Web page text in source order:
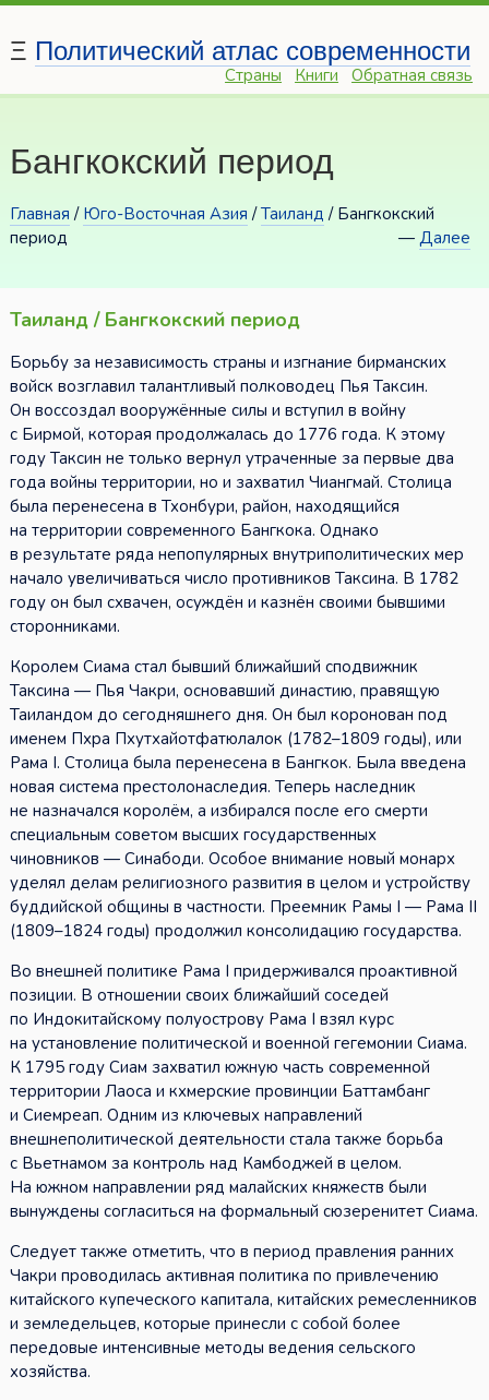
Ξ Политический атлас современности
Страны Книги Обратная связь
Бангкокский период
Главная / Юго-Восточная Азия /Таиланд / Бангкокский
период
—Далее
Таиланд / Бангкокский период
Борьбу за независимость страны и изгнание бирманских
войск возглавил талантливый полководец Пья Таксин.
Он воссоздал вооружённые силы и вступил в войну
с Бирмой, которая продолжалась до 1776 года. К этому
году Таксин не только вернул утраченные за первые два
года войны территории, но и захватил Чиангмай. Столица
была перенесена в Тхонбури, район, находящийся
на территории современного Бангкока. Однако
в результате ряда непопулярных внутриполитических мер
начало увеличиваться число противников Таксина. В 1782
году он был схвачен, осуждён и казнён своими бывшими
сторонниками.
Королем Сиама стал бывший ближайший сподвижник
Таксина — Пья Чакри, основавший династию, правящую
Таиландом до сегодняшнего дня. Он был коронован под
именем Пхра Пхутхайотфатюлалок (1782–1809 годы), или
Рама I. Столица была перенесена в Бангкок. Была введена
новая система престолонаследия. Теперь наследник
не назначался королём, а избирался после его смерти
специальным советом высших государственных
чиновников — Синабоди. Особое внимание новый монарх
уделял делам религиозного развития в целом и устройству
буддийской общины в частности. Преемник Рамы I — Рама II
(1809–1824 годы) продолжил консолидацию государства.
Во внешней политике Рама I придерживался проактивной
позиции. В отношении своих ближайший соседей
по Индокитайскому полуострову Рама I взял курс
на установление политической и военной гегемонии Сиама.
К 1795 году Сиам захватил южную часть современной
территории Лаоса и кхмерские провинции Баттамбанг
и Сиемреап. Одним из ключевых направлений
внешнеполитической деятельности стала также борьба
с Вьетнамом за контроль над Камбоджей в целом.
На южном направлении ряд малайских княжеств были
вынуждены согласиться на формальный сюзеренитет Сиама.
Следует также отметить, что в период правления ранних
Чакри проводилась активная политика по привлечению
китайского купеческого капитала, китайских ремесленников
и земледельцев, которые принесли с собой более
передовые интенсивные методы ведения сельского
хозяйства.